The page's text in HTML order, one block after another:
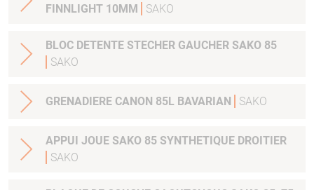
FINNLIGHT 10MM
SAKO
BLOC DETENTE STECHER GAUCHER SAKO 85
SAKO
GRENADIERE CANON 85L BAVARIAN SAKO
APPUI JOUE SAKO 85 SYNTHETIQUE DROITIER
SAKO